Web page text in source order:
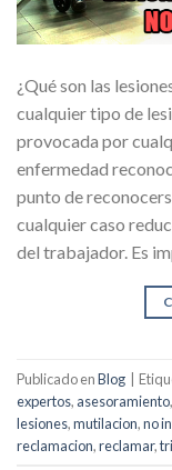
¿Qué son las
cualquier tipo de
provocada por
enfermedad
punto de
cualquier caso
del trabajador. Es
Publicado enBlog |
expertos, asesoramiento,
lesiones,mutilacion,no
reclamacion,reclamar,